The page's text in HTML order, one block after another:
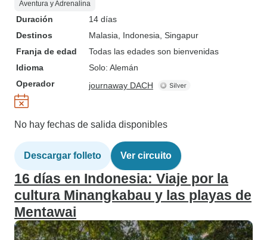
Aventura y Adrenalina
Duración
14 días
Destinos
Malasia , Indonesia , Singapur
Franja de edad
Todas las edades son bienvenidas
Idioma
Solo: Alemán
Operador
journaway DACH
No hay fechas de salida disponibles
Descargar folleto Ver circuito
16 días en Indonesia: Viaje por la
cultura Minangkabau y las playas de
Mentawai